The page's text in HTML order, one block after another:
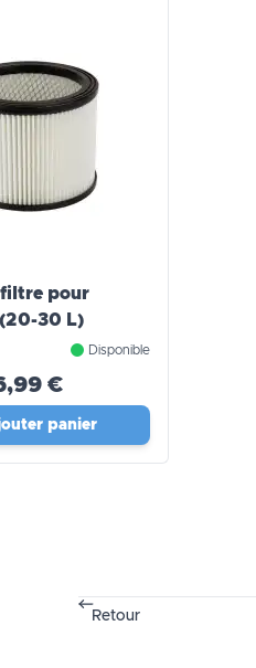
filtre pour
30 L)
Disponible
€
panier
Retour